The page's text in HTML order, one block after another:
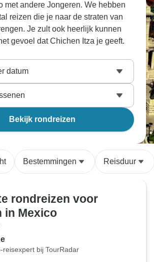
met andere Jongeren. We hebben
reizen die je naar de straten van
Je zult ook heerlijk kunnen
gevoel dat Chichen Itza je geeft.
datum
Bekijk rondreizen
Bestemmingen Reisduur
rondreizen voor
in Mexico
reisexpert bij TourRadar